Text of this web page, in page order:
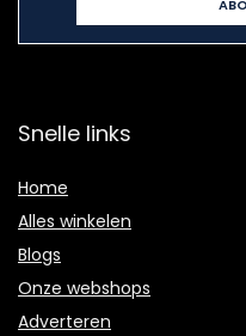
Snelle links
Home
Alles winkelen
Blogs
Onze webshops
Adverteren